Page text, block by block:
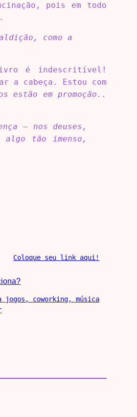
pois em todo
como a
é indescritível!
a cabeça. Estou com
estão em promoção..
– nos deuses,
tão imenso,
Coloque seu link aqui!
jogos, coworking, música